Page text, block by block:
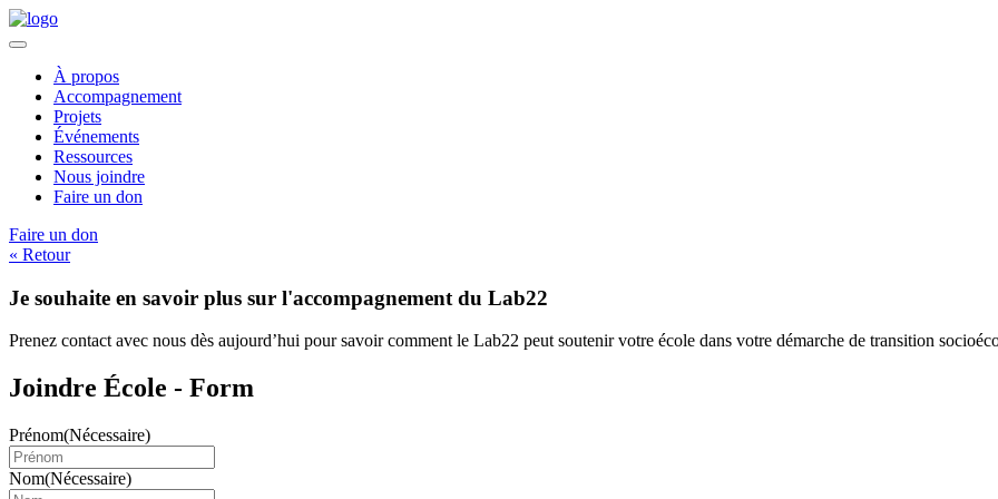
À propos
Accompagnement
Projets
Événements
Ressources
Nous joindre
Faire un don
Faire un don
« Retour
Je souhaite en savoir plus sur l'accompagnement du Lab22
Prenez contact avec nous dès aujourd’hui pour savoir comment le Lab22 peut soutenir votre école dans votre démarche de transition
Joindre École - Form
Prénom(Nécessaire)
Nom(Nécessaire)